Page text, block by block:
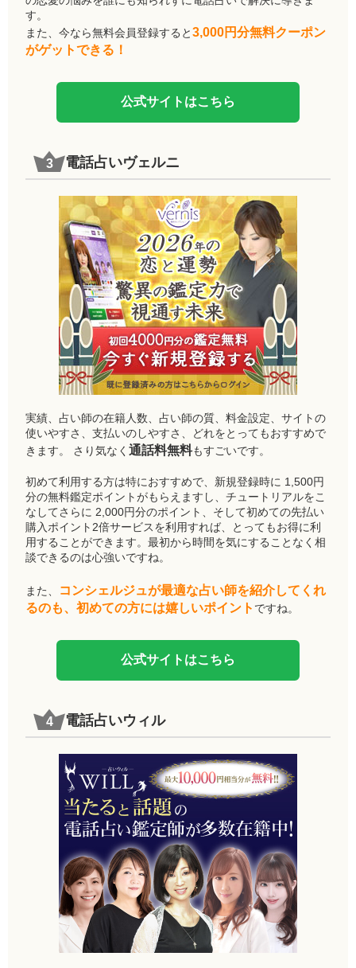
す。
また、今なら無料会員登録すると3,000円分無料クーポン
がゲットできる！
公式サイトはこちら
電話占いヴェルニ
実績、占い師の在籍人数、占い師の質、料金設定、サイトの
使いやすさ、支払いのしやすさ、どれをとってもおすすめで
きます。 さり気なく通話料無料もすごいです。
初めて利用する方は特におすすめで、新規登録時に 1,500円
分の無料鑑定ポイントがもらえますし、チュートリアルをこ
なしてさらに 2,000円分のポイント、そして初めての先払い
購入ポイント2倍サービスを利用すれば、とってもお得に利
用することができます。最初から時間を気にすることなく相
談できるのは心強いですね。
また、
コンシェルジュが最適な占い師を紹介してくれ
るのも、初めての方には嬉しいポイント ですね。
公式サイトはこちら
電話占いウィル